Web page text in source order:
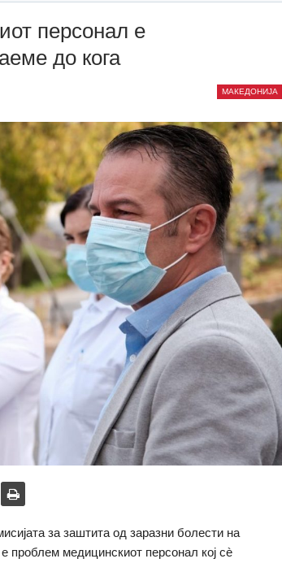
персонал е
до кога
МАКЕДОНИЈА
за заштита од заразни болести на
проблем медицинскиот персонал кој сè